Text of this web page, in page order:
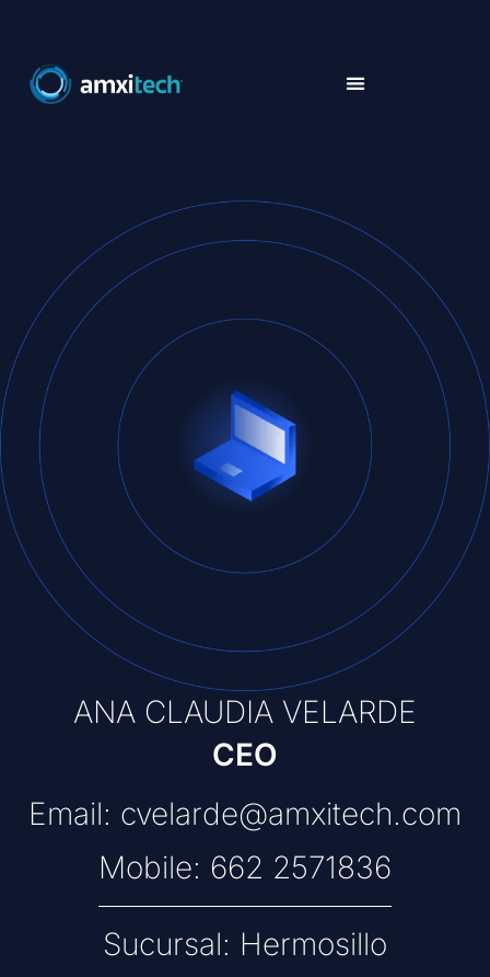
ANA CLAUDIA VELARDE
CEO
Email: cvelarde@amxitech.com
Mobile: 662 2571836
Sucursal: Hermosillo